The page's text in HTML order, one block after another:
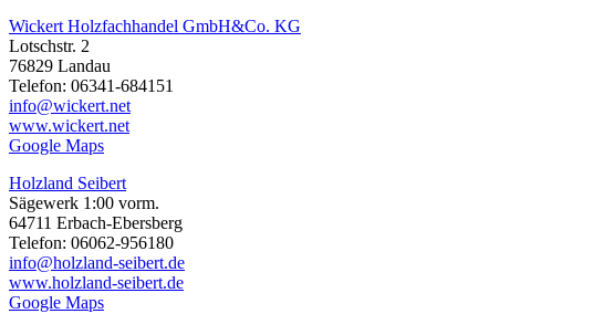
Wickert Holzfachhandel GmbH&Co. KG
Lotschstr. 2
76829 Landau
Telefon: 06341-684151
info@wickert.net
www.wickert.net
Google Maps
Holzland Seibert
Sägewerk 1:00 vorm.
64711 Erbach-Ebersberg
Telefon: 06062-956180
info@holzland-seibert.de
www.holzland-seibert.de
Google Maps